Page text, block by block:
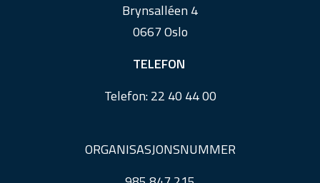
Brynsalléen 4
0667 Oslo
TELEFON
Telefon:22 40 44 00
ORGANISASJONSNUMMER